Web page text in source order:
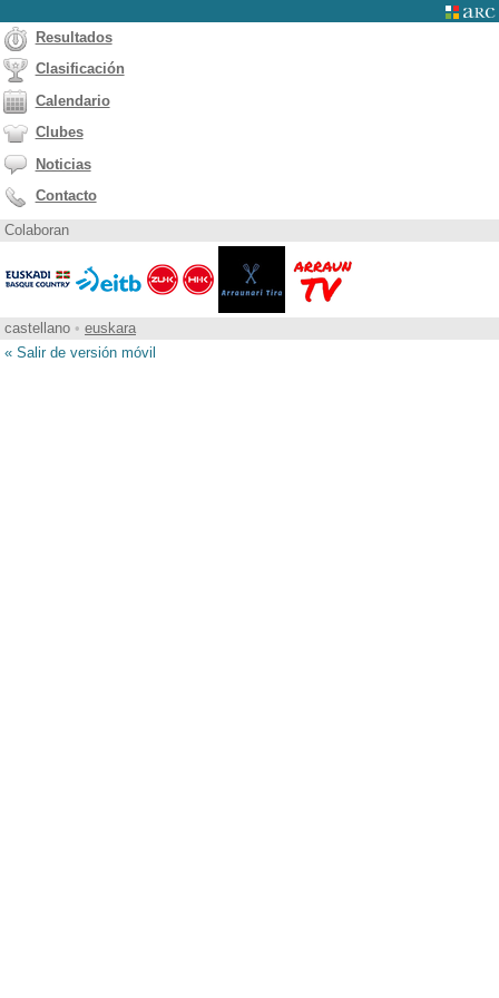
Resultados
Clasificación
Calendario
Clubes
Noticias
Contacto
Colaboran
castellano • euskara
« Salir de versión móvil